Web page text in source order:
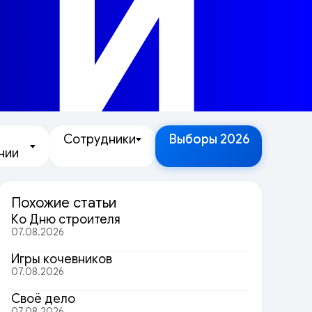
Сотрудники Выборы 2026
Похожие статьи
Ко Дню строителя
07.08.2026
Игры кочевников
07.08.2026
Своё дело